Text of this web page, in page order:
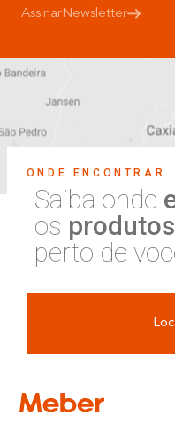
AssinarNewsletter
ONDE ENCONTRAR
Saiba onde
os
perto de